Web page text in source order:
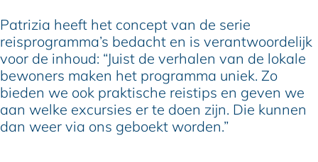
Patrizia heeft het concept van de serie
reisprogramma’s bedacht en is verantwoordelijk
voor de inhoud: “Juist de verhalen van de lokale
bewoners maken het programma uniek. Zo
bieden we ook praktische reistips en geven we
aan welke excursies er te doen zijn. Die kunnen
dan weer via ons geboekt worden.”